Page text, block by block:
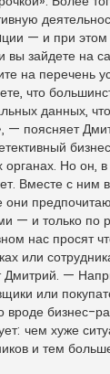
— и при этом
зайдете на
на перечень
что
данных,
— поясняет
Но он, в
Вместе с ним
они
— и только по
нас просят
или
Дмитрий. —
или
вроде бизнес-
чем хуже
и тем